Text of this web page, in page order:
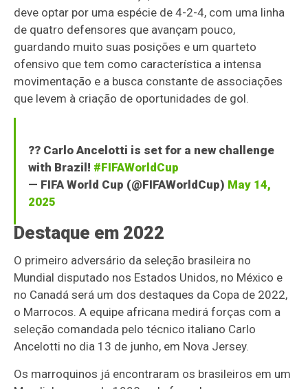
deve optar por uma espécie de 4-2-4, com uma linha
de quatro defensores que avançam pouco,
guardando muito suas posições e um quarteto
ofensivo que tem como característica a intensa
movimentação e a busca constante de associações
que levem à criação de oportunidades de gol.
?? Carlo Ancelotti is set for a new challenge
with Brazil! #FIFAWorldCup
— FIFA World Cup (@FIFAWorldCup) May 14,
2025
Destaque em 2022
O primeiro adversário da seleção brasileira no
Mundial disputado nos Estados Unidos, no México e
no Canadá será um dos destaques da Copa de 2022,
o Marrocos. A equipe africana medirá forças com a
seleção comandada pelo técnico italiano Carlo
Ancelotti no dia 13 de junho, em Nova Jersey.
Os marroquinos já encontraram os brasileiros em um